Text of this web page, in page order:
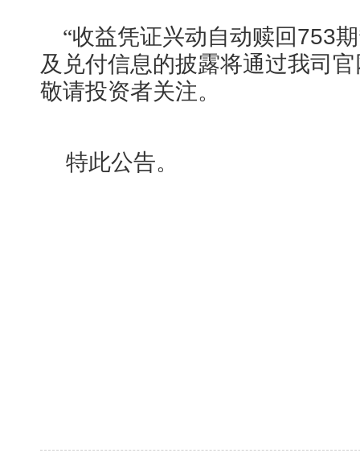
“收益凭证兴动自动赎回753期
及兑付信息的披露将通过我司
敬请投资者关注。
特此公告。